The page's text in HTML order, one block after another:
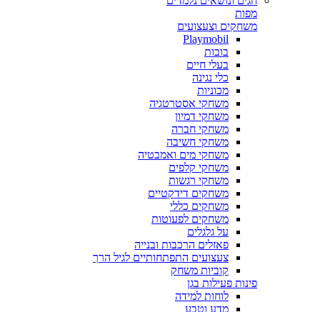
מפות
משחקים וצעצועים
Playmobil
בובות
בעלי חיים
כלי נגינה
מכוניות
משחקי אסטרטגיה
משחקי דמיון
משחקי חברה
משחקי חשיבה
משחקי מים ואמבטיה
משחקי קלפים
משחקי רגשות
משחקים דידקטיים
משחקים כללי
משחקים לפעוטות
על גלגלים
פאזלים הרכבות ובנייה
צעצועים התפתחותיים לגיל הרך
קוביות משחק
פינות פעילות בגן
לוחות למידה
מדע וטבע